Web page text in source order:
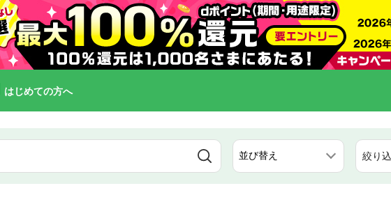
はじめての方へ
絞り